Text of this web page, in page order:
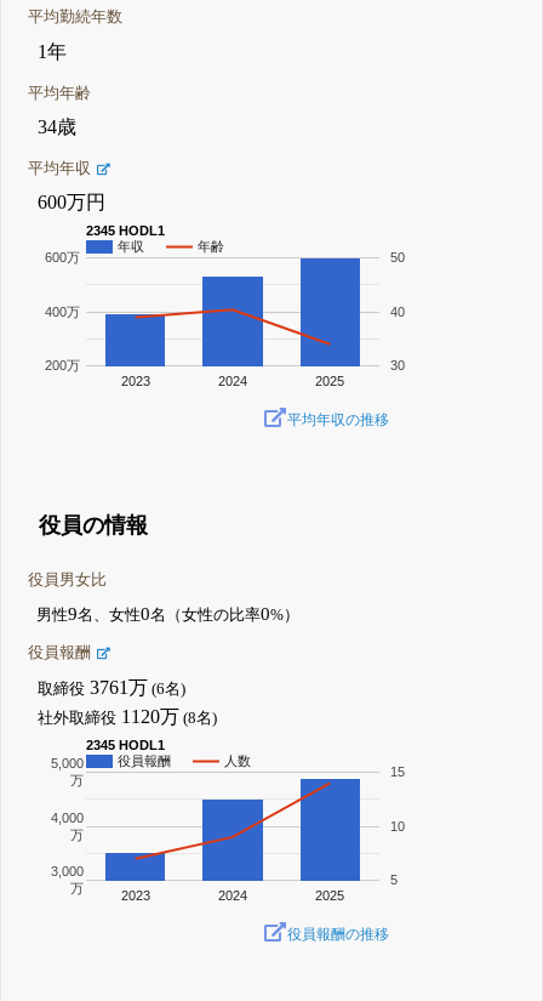
平均勤続年数
1年
平均年齢
34歳
平均年収
600万円
2345 HODL1
年収
年齢
2023 2024 2025
200万
400万
600万
30
40
50
平均年収の推移
役員の情報
役員男女比
男性9名、女性0名（女性の比率0%）
役員報酬
取締役 3761万 (6名)
社外取締役 1120万 (8名)
2345 HODL1
役員報酬
人数
2023 2024 2025
3,000
万
4,000
万
5,000
万
5
10
15
役員報酬の推移